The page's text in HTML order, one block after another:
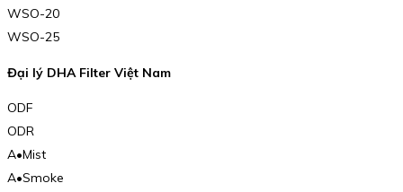
WSO-20
WSO-25
Đại lý DHA Filter Việt Nam
ODF
ODR
A•Mist
A•Smoke